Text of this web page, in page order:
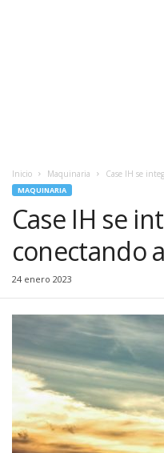
Inicio Maquinaria Case IH se
MAQUINARIA
Case IH se
conectando
24 enero 2023